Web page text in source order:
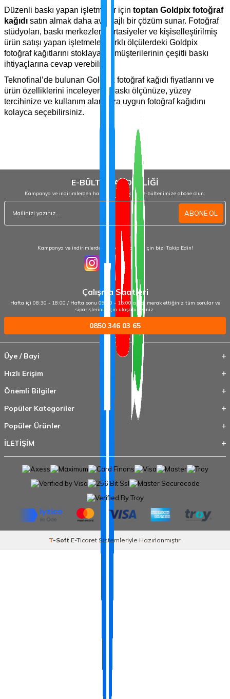
Düzenli baskı yapan işletmeler için toptan Goldpix fotoğraf
kağıdı satın almak daha avantajlı bir çözüm sunar. Fotoğraf
stüdyoları, baskı merkezleri, kırtasiyeler ve kişiselleştirilmiş
ürün satışı yapan işletmeler; farklı ölçülerdeki Goldpix
fotoğraf kağıtlarını stoklayarak müşterilerinin çeşitli baskı
ihtiyaçlarına cevap verebilir.
Teknofinal’de bulunan Goldpix fotoğraf kağıdı fiyatlarını ve
ürün özelliklerini inceleyerek baskı ölçünüze, yüzey
tercihinize ve kullanım alanınıza uygun fotoğraf kağıdını
kolayca seçebilirsiniz.
E-BÜLTEN ABONELİĞİ
Kampanya ve indirimlerden haberdar olmak için e-bültenimize abone olun.
ABONE OL
Kampanya ve indirimlerden haberdar olmak için bizi Takip Edin!
Çalışma Saatleri
Hafta içi 08:30 - 18:00 / Hafta sonu 09:00 - 15:00 arası merak ettiğiniz tüm sorular ve
siparişleriniz için ulaşabilirsiniz.
0850 346 03 65
Üye / Bayi
Hızlı Erişim
Önemli Bilgiler
Popüler Kategoriler
Popüler Ürünler
İLETİŞİM
T-Soft E-TicaretSistemleriyle Hazırlanmıştır.